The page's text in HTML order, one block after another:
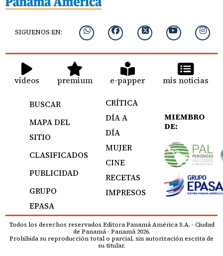
SIGUENOS EN:
videos premium e-papper mis noticias
BUSCAR
MAPA DEL
SITIO
CLASIFICADOS
PUBLICIDAD
GRUPO
EPASA
CRÍTICA
DÍA A
DÍA
MUJER
CINE
RECETAS
IMPRESOS
MIEMBRO
DE:
Todos los derechos reservados Editora Panamá América S.A. - Ciudad
de Panamá - Panamá 2026.
Prohibida su reproducción total o parcial, sin autorización escrita de
su titular.